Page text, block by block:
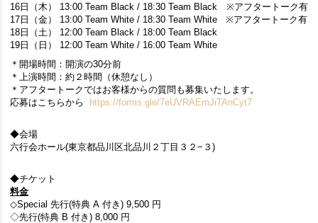
16日（木） 13:00 Team Black / 18:30 Team Black ※アフタートーク有
17日（金） 13:00 Team White / 18:30 Team White ※アフタートーク有
18日（土） 12:00 Team Black / 18:00 Team Black
19日（日） 12:00 Team White / 16:00 Team White
＊開場時間：開演の30分前
＊上演時間：約２時間（休憩なし）
＊アフタートークではお客様からの質問も募集いたします。
応募はこちらから
https://forms.gle/7eUVRAEmJiTAnCyt7
◆会場
六行会ホール(東京都品川区北品川２丁目３２−３)
◆チケット
料金
◇Special 先行(特典 A 付き) 9,500 円
◇先行(特典 B 付き) 8,000 円